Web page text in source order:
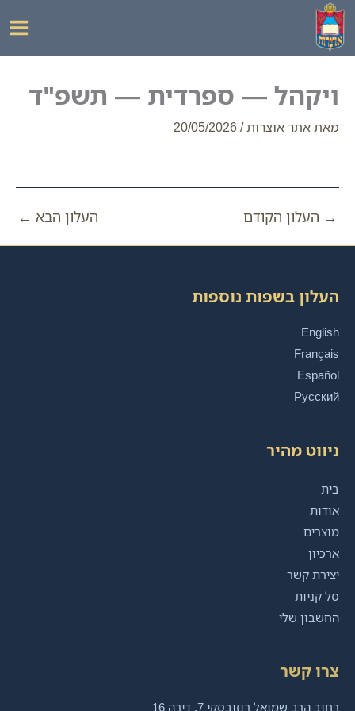
דילוג
לתוכן
ויקהל — ספרדית — תשפ"ד
מאתאתר אוצרות/
20/05/2026
→ העלון הקודם העלון הבא ←
העלון בשפות נוספות
English
Français
Español
Русский
ניווט מהיר
בית
אודות
מוצרים
ארכיון
יצירת קשר
סל קניות
החשבון שלי
צרו קשר
רחוב הרב שמואל רוזובסקי 7, דירה 16